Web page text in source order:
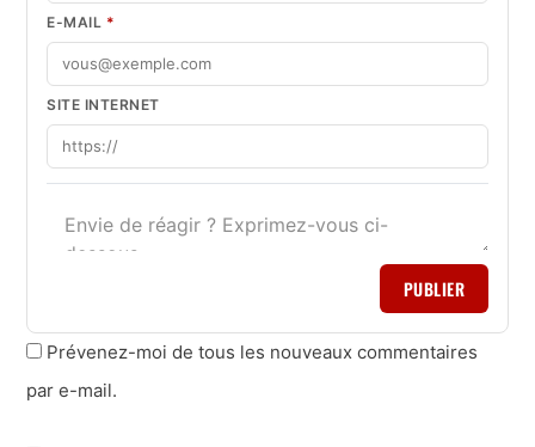
E-MAIL *
SITE INTERNET
PUBLIER
Prévenez-moi de tous les nouveaux commentaires
par e-mail.